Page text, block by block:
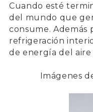
Cuando esté
del mundo que
consume. Además
refrigeración
de energía del aire
Imágenes